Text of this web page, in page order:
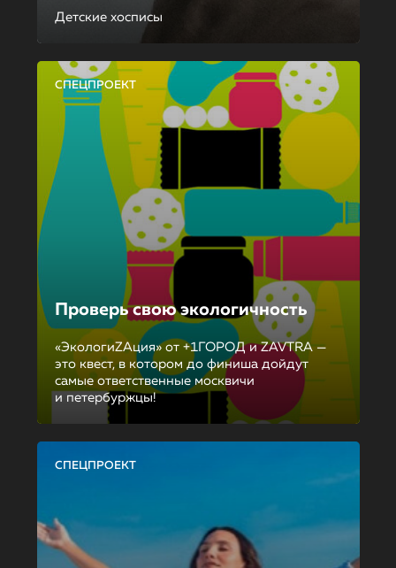
Детские хосписы
СПЕЦПРОЕКТ
Проверь свою экологичность
«ЭкологиZAция» от +1ГОРОД и ZAVTRA —
это квест, в котором до финиша дойдут
самые ответственные москвичи
и петербуржцы!
СПЕЦПРОЕКТ